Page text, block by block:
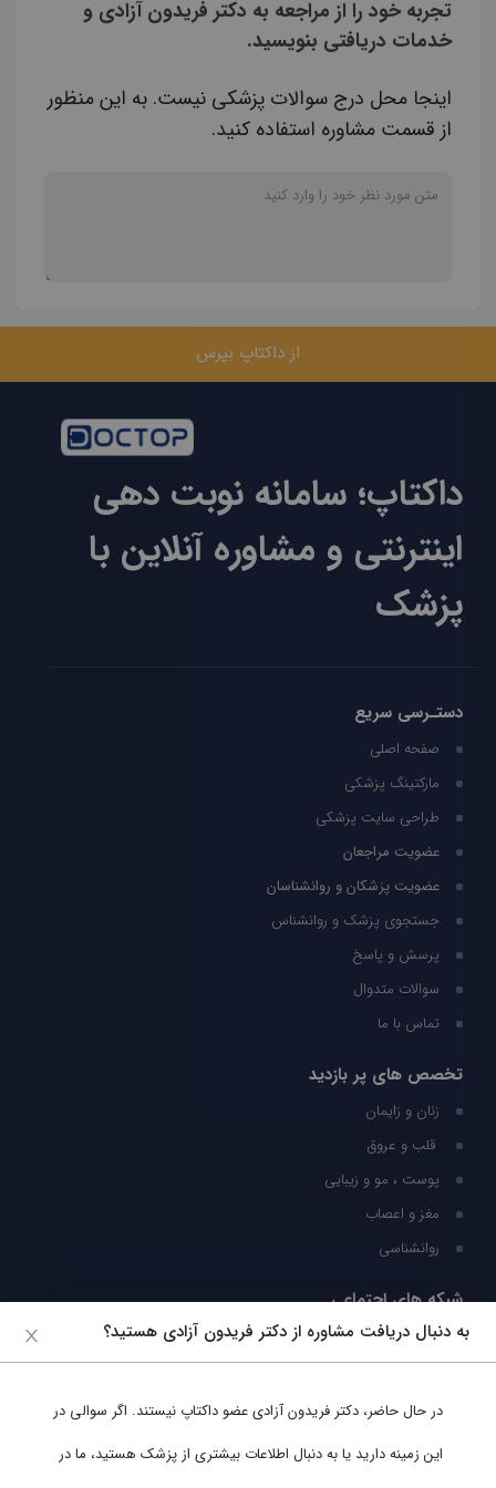
تجربه خود را از مراجعه به دکتر فریدون آزادی و
خدمات دریافتی بنویسید.
اینجا محل درج سوالات پزشکی نیست. به این منظور
از قسمت مشاوره استفاده کنید.
از داکتاپ بپرس
داکتاپ؛ سامانه نوبت دهی
اینترنتی و مشاوره آنلاین با
پزشک
دستـرسی سریع
صفحه اصلی
مارکتینگ پزشکی
طراحی سایت پزشکی
عضویت مراجعان
عضویت پزشکان و روانشناسان
جستجوی پزشک و روانشناس
پرسش و پاسخ
سوالات متدوال
تماس با ما
تخصص های پر بازدید
زنان و زایمان
قلب و عروق
پوست ، مو و زیبایی
مغز و اعصاب
روانشناسی
شبکه های اجتماعی
ما را در شبکه های اجتماعی دنبال کنید
به دنبال دریافت مشاوره از دکتر فریدون آزادی هستید؟
در حال حاضر، دکتر فریدون آزادیعضو داکتاپ نیستند. اگر سوالی در
این زمینه دارید یا به دنبال اطلاعات بیشتری از پزشک هستید، ما در